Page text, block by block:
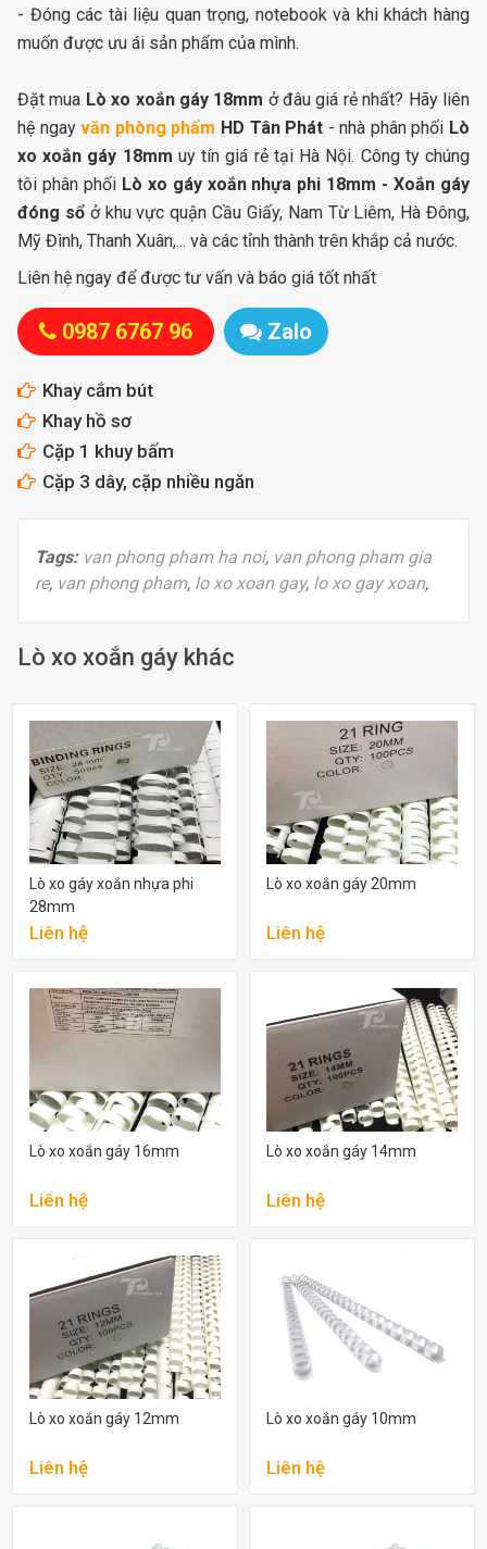
- Đóng các tài liệu quan trọng, notebook và khi khách hàng
muốn được ưu ái sản phẩm của mình.
Đặt mua Lò xo xoắn gáy 18mm ở đâu giá rẻ nhất? Hãy liên
hệ ngayvăn phòng phẩm HD Tân Phát - nhà phân phối Lò
xo xoắn gáy 18mm uy tín giá rẻ tại Hà Nội. Công ty chúng
tôi phân phối Lò xo gáy xoắn nhựa phi 18mm - Xoắn gáy
đóng sổở khu vực quận Cầu Giấy, Nam Từ Liêm, Hà Đông,
Mỹ Đình, Thanh Xuân,... và các tỉnh thành trên khắp cả nước.
Liên hệ ngay để được tư vấn và báo giá tốt nhất
0987 6767 96 Zalo
Khay cắm bút
Khay hồ sơ
Cặp 1 khuy bấm
Cặp 3 dây, cặp nhiều ngăn
Tags: van phong pham ha noi, van phong pham gia
re, van phong pham, lo xo xoan gay, lo xo gay xoan,
Lò xo xoắn gáy khác
Lò xo gáy xoắn nhựa phi
28mm
Liên hệ
Lò xo xoắn gáy 20mm
Liên hệ
Lò xo xoắn gáy 16mm
Liên hệ
Lò xo xoắn gáy 14mm
Liên hệ
Lò xo xoắn gáy 12mm
Liên hệ
Lò xo xoắn gáy 10mm
Liên hệ